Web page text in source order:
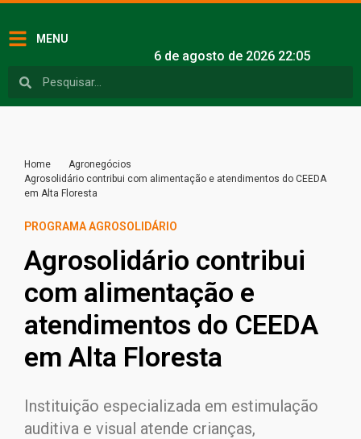
MENU
6 de agosto de 2026 22:05
Home
Agronegócios
Agrosolidário contribui com alimentação e atendimentos do CEEDA
em Alta Floresta
PROGRAMA AGROSOLIDÁRIO
Agrosolidário contribui
com alimentação e
atendimentos do CEEDA
em Alta Floresta
Instituição especializada em estimulação
auditiva e visual atende crianças,